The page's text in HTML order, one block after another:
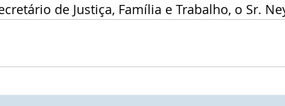
de Justiça, Família e Trabalho, o Sr.